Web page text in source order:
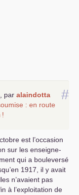
#
par alaindotta
: en route
!
est l’occa­sion
sur les ensei­gne­
qui a bou­le­versé
1917, il y avait
n’avaient pas
à l’exploi­ta­tion de